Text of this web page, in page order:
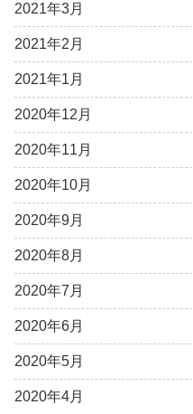
2021年3月
2021年2月
2021年1月
2020年12月
2020年11月
2020年10月
2020年9月
2020年8月
2020年7月
2020年6月
2020年5月
2020年4月